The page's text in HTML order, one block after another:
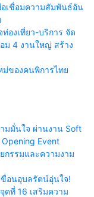
เชื่อมความสัมพันธ์อัน
องเที่ยว-บริการ จัด
ม 4 งานใหญ่ สร้าง
ม่ของคนพิการไทย
มมั่นใจ ผ่านงาน Soft
Event
รรมและความงาม
ขื่อนอุบลรัตน์อุ่นใจ!
ที่ 16 เสริมความ